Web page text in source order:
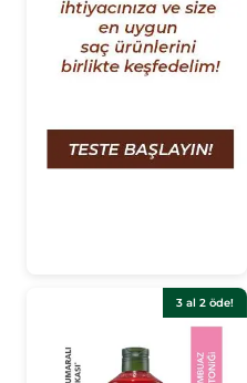
3 al 2 öde!